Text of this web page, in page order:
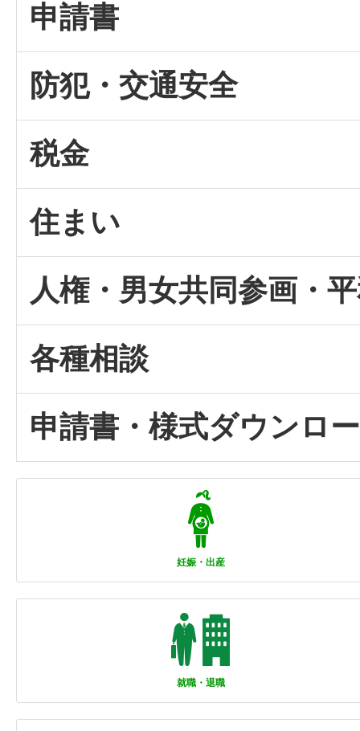
申請書
防犯・交通安全
税金
住まい
人権・男女共同参画・
各種相談
申請書・様式ダウンロ
妊娠・出産
就職・退職